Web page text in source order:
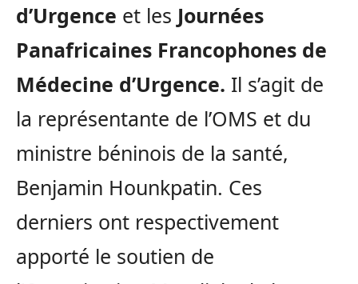
d’Urgence et les Journées
Panafricaines Francophones de
Médecine d’Urgence. Il s’agit de
la représentante de l’OMS et du
ministre béninois de la santé,
Benjamin Hounkpatin. Ces
derniers ont respectivement
apporté le soutien de